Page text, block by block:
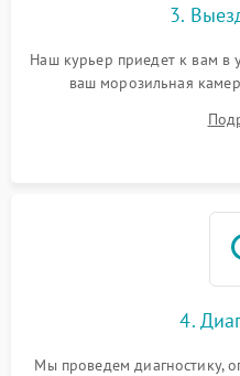
3.
Наш курьер приедет к вам в
ваш морозильная
4.
Мы проведем диагностику,